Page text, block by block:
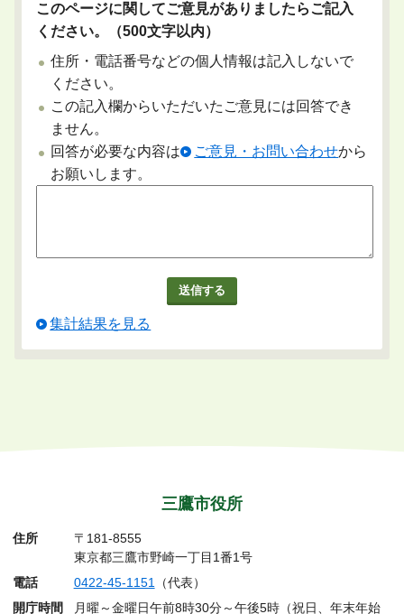
このページに関してご意見がありましたらご記入
ください。（500文字以内）
住所・電話番号などの個人情報は記入しないで
ください。
この記入欄からいただいたご意見には回答でき
ません。
回答が必要な内容は
ご意見・お問い合わせから
お願いします。
集計結果を見る
三鷹市役所
住所
〒181-8555
東京都三鷹市野崎一丁目1番1号
電話
0422-45-1151（代表）
開庁時間
月曜～金曜日午前8時30分～午後5時（祝日、年末年始